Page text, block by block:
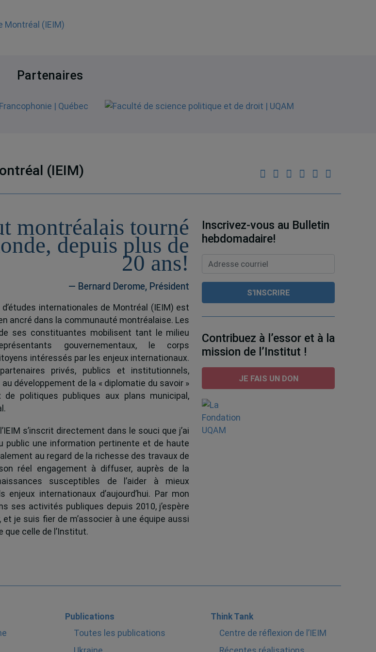
(IEIM)
Partenaires
(IEIM)
montréalais tourné
depuis plus de
20 ans!
— Bernard Derome, Président
d’études internationales de Montréal (IEIM) est
ancré dans la communauté montréalaise. Les
ses constituantes mobilisent tant le milieu
gouvernementaux, le corps
intéressés par les enjeux internationaux.
privés, publics et institutionnels,
développement de la « diplomatie du savoir »
politiques publiques aux plans municipal,
s’inscrit directement dans le souci que j’ai
public une information pertinente et de haute
au regard de la richesse des travaux de
réel engagement à diffuser, auprès de la
susceptibles de l’aider à mieux
enjeux internationaux d’aujourd’hui. Par mon
ses activités publiques depuis 2010, j’espère
je suis fier de m’associer à une équipe aussi
que celle de l’Institut.
Inscrivez-vous au Bulletin
hebdomadaire!
Contribuez à l’essor et à la
mission de l’Institut !
JE FAIS UN DON
Publications
Toutes les publications
Think Tank
Centre de réflexion de l’IEIM